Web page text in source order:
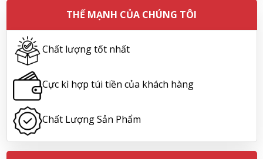
Milk (0-1 tuổi), hàng nội địa Nhật (hộp thiếc 800g)
Lê Công Hoàng Huy đã mua sản phẩm Viên uống tiền đình bổ
não Noguchi Ekisu 200 Viên
08/08/2026
Hoàng Nhật Nam đã mua sản phẩm Sữa tắm Pigeon Baby
Soap dạng túi 400ml Nhật Bản
THẾ MẠNH CỦA CHÚNG TÔI
Chất lượng tốt nhất
Cực kì hợp túi tiền của khách hàng
Chất Lượng Sản Phẩm